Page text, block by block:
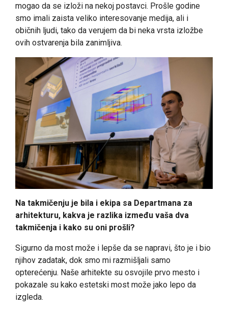
mogao da se izloži na nekoj postavci. Prošle godine
smo imali zaista veliko interesovanje medija, ali i
običnih ljudi, tako da verujem da bi neka vrsta izložbe
ovih ostvarenja bila zanimljiva.
Na takmičenju je bila i ekipa sa Departmana za
arhitekturu, kakva je razlika između vaša dva
takmičenja i kako su oni prošli?
Sigurno da most može i lepše da se napravi, što je i bio
njihov zadatak, dok smo mi razmišljali samo
opterećenju. Naše arhitekte su osvojile prvo mesto i
pokazale su kako estetski most može jako lepo da
izgleda.